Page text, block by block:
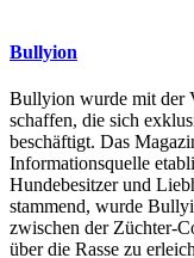
Bullyion
Bullyion wurde mit der
schaffen, die sich
beschäftigt. Das
Informationsquelle
Hundebesitzer und
stammend, wurde
zwischen der Züchter-
über die Rasse zu